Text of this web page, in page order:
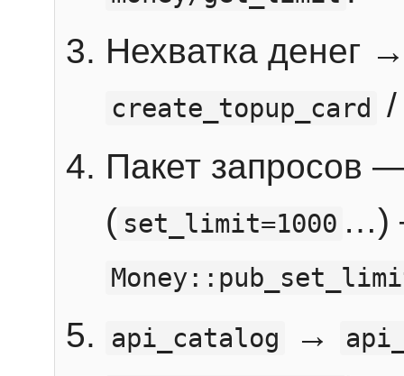
Нехватка денег
create_topup_card
Пакет запросов
( set_limit=1000 …)
api_catalog
→